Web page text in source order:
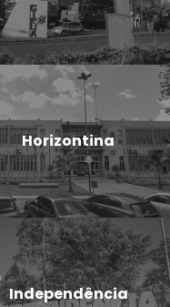
Horizontina
Independência